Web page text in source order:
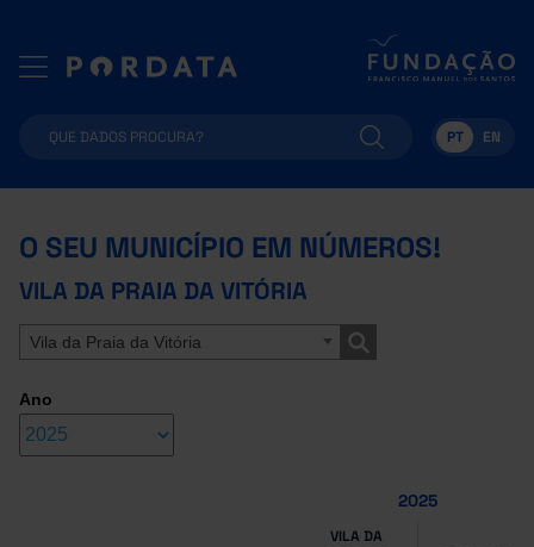
PT EN
O SEU MUNICÍPIO EM NÚMEROS!
VILA DA PRAIA DA VITÓRIA
Vila da Praia da Vitória
Ano
2025
VILA DA